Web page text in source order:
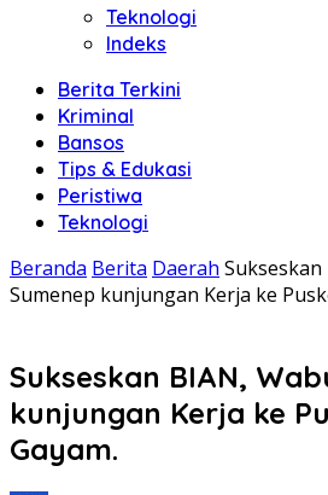
Teknologi
Indeks
Berita Terkini
Kriminal
Bansos
Tips & Edukasi
Peristiwa
Teknologi
Beranda Berita Daerah
Sumenep kunjungan Kerja ke
Sukseskan BIAN,
kunjungan Kerja ke
Gayam.